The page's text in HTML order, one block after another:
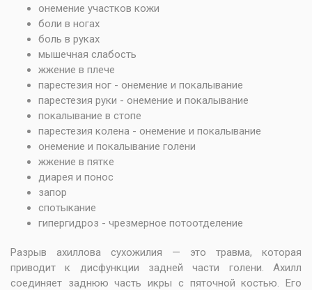
онемение участков кожи
боли в ногах
боль в руках
мышечная слабость
жжение в плече
парестезия ног - онемение и покалывание
парестезия руки - онемение и покалывание
покалывание в стопе
парестезия колена - онемение и покалывание
онемение и покалывание голени
жжение в пятке
диарея и понос
запор
спотыкание
гипергидроз - чрезмерное потоотделение
Разрыв ахиллова сухожилия — это травма, которая
приводит к дисфункции задней части голени. Ахилл
соединяет заднюю часть икры с пяточной костью. Его